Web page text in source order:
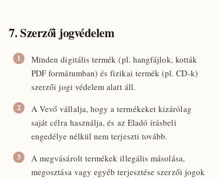
7. Szerzői jogvédelem
Minden digitális termék (pl. hangfájlok, kották
PDF formátumban) és fizikai termék (pl. CD-k)
szerzői jogi védelem alatt áll.
A Vevő vállalja, hogy a termékeket kizárólag
saját célra használja, és az Eladó írásbeli
engedélye nélkül nem terjeszti tovább.
A megvásárolt termékek illegális másolása,
megosztása vagy egyéb terjesztése szerzői jogok